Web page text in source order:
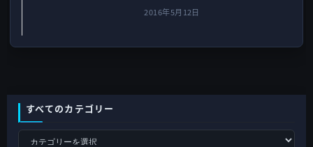
2016年5月12日
すべてのカテゴリー